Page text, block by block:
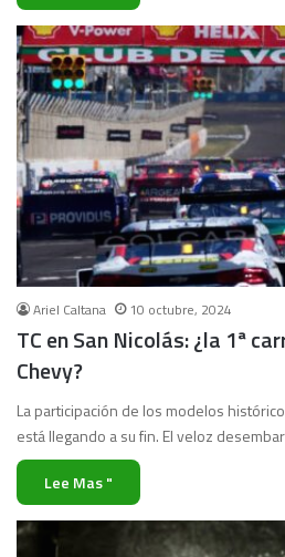
Ariel Caltana 10 octubre, 2024
TC en San Nicolás: ¿la 1ª
Chevy?
La participación de los modelos
está llegando a su fin. El veloz
Lee Mas "